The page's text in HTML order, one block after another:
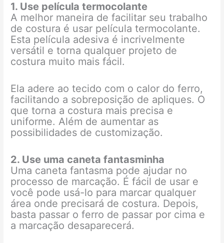
1. Use película termocolante
A melhor maneira de facilitar seu trabalho
de costura é usar película termocolante.
Esta película adesiva é incrivelmente
versátil e torna qualquer projeto de
costura muito mais fácil.
Ela adere ao tecido com o calor do ferro,
facilitando a sobreposição de apliques. O
que torna a costura mais precisa e
uniforme. Além de aumentar as
possibilidades de customização.
2. Use uma caneta fantasminha
Uma caneta fantasma pode ajudar no
processo de marcação. É fácil de usar e
você pode usá-lo para marcar qualquer
área onde precisará de costura. Depois,
basta passar o ferro de passar por cima e
a marcação desaparecerá.